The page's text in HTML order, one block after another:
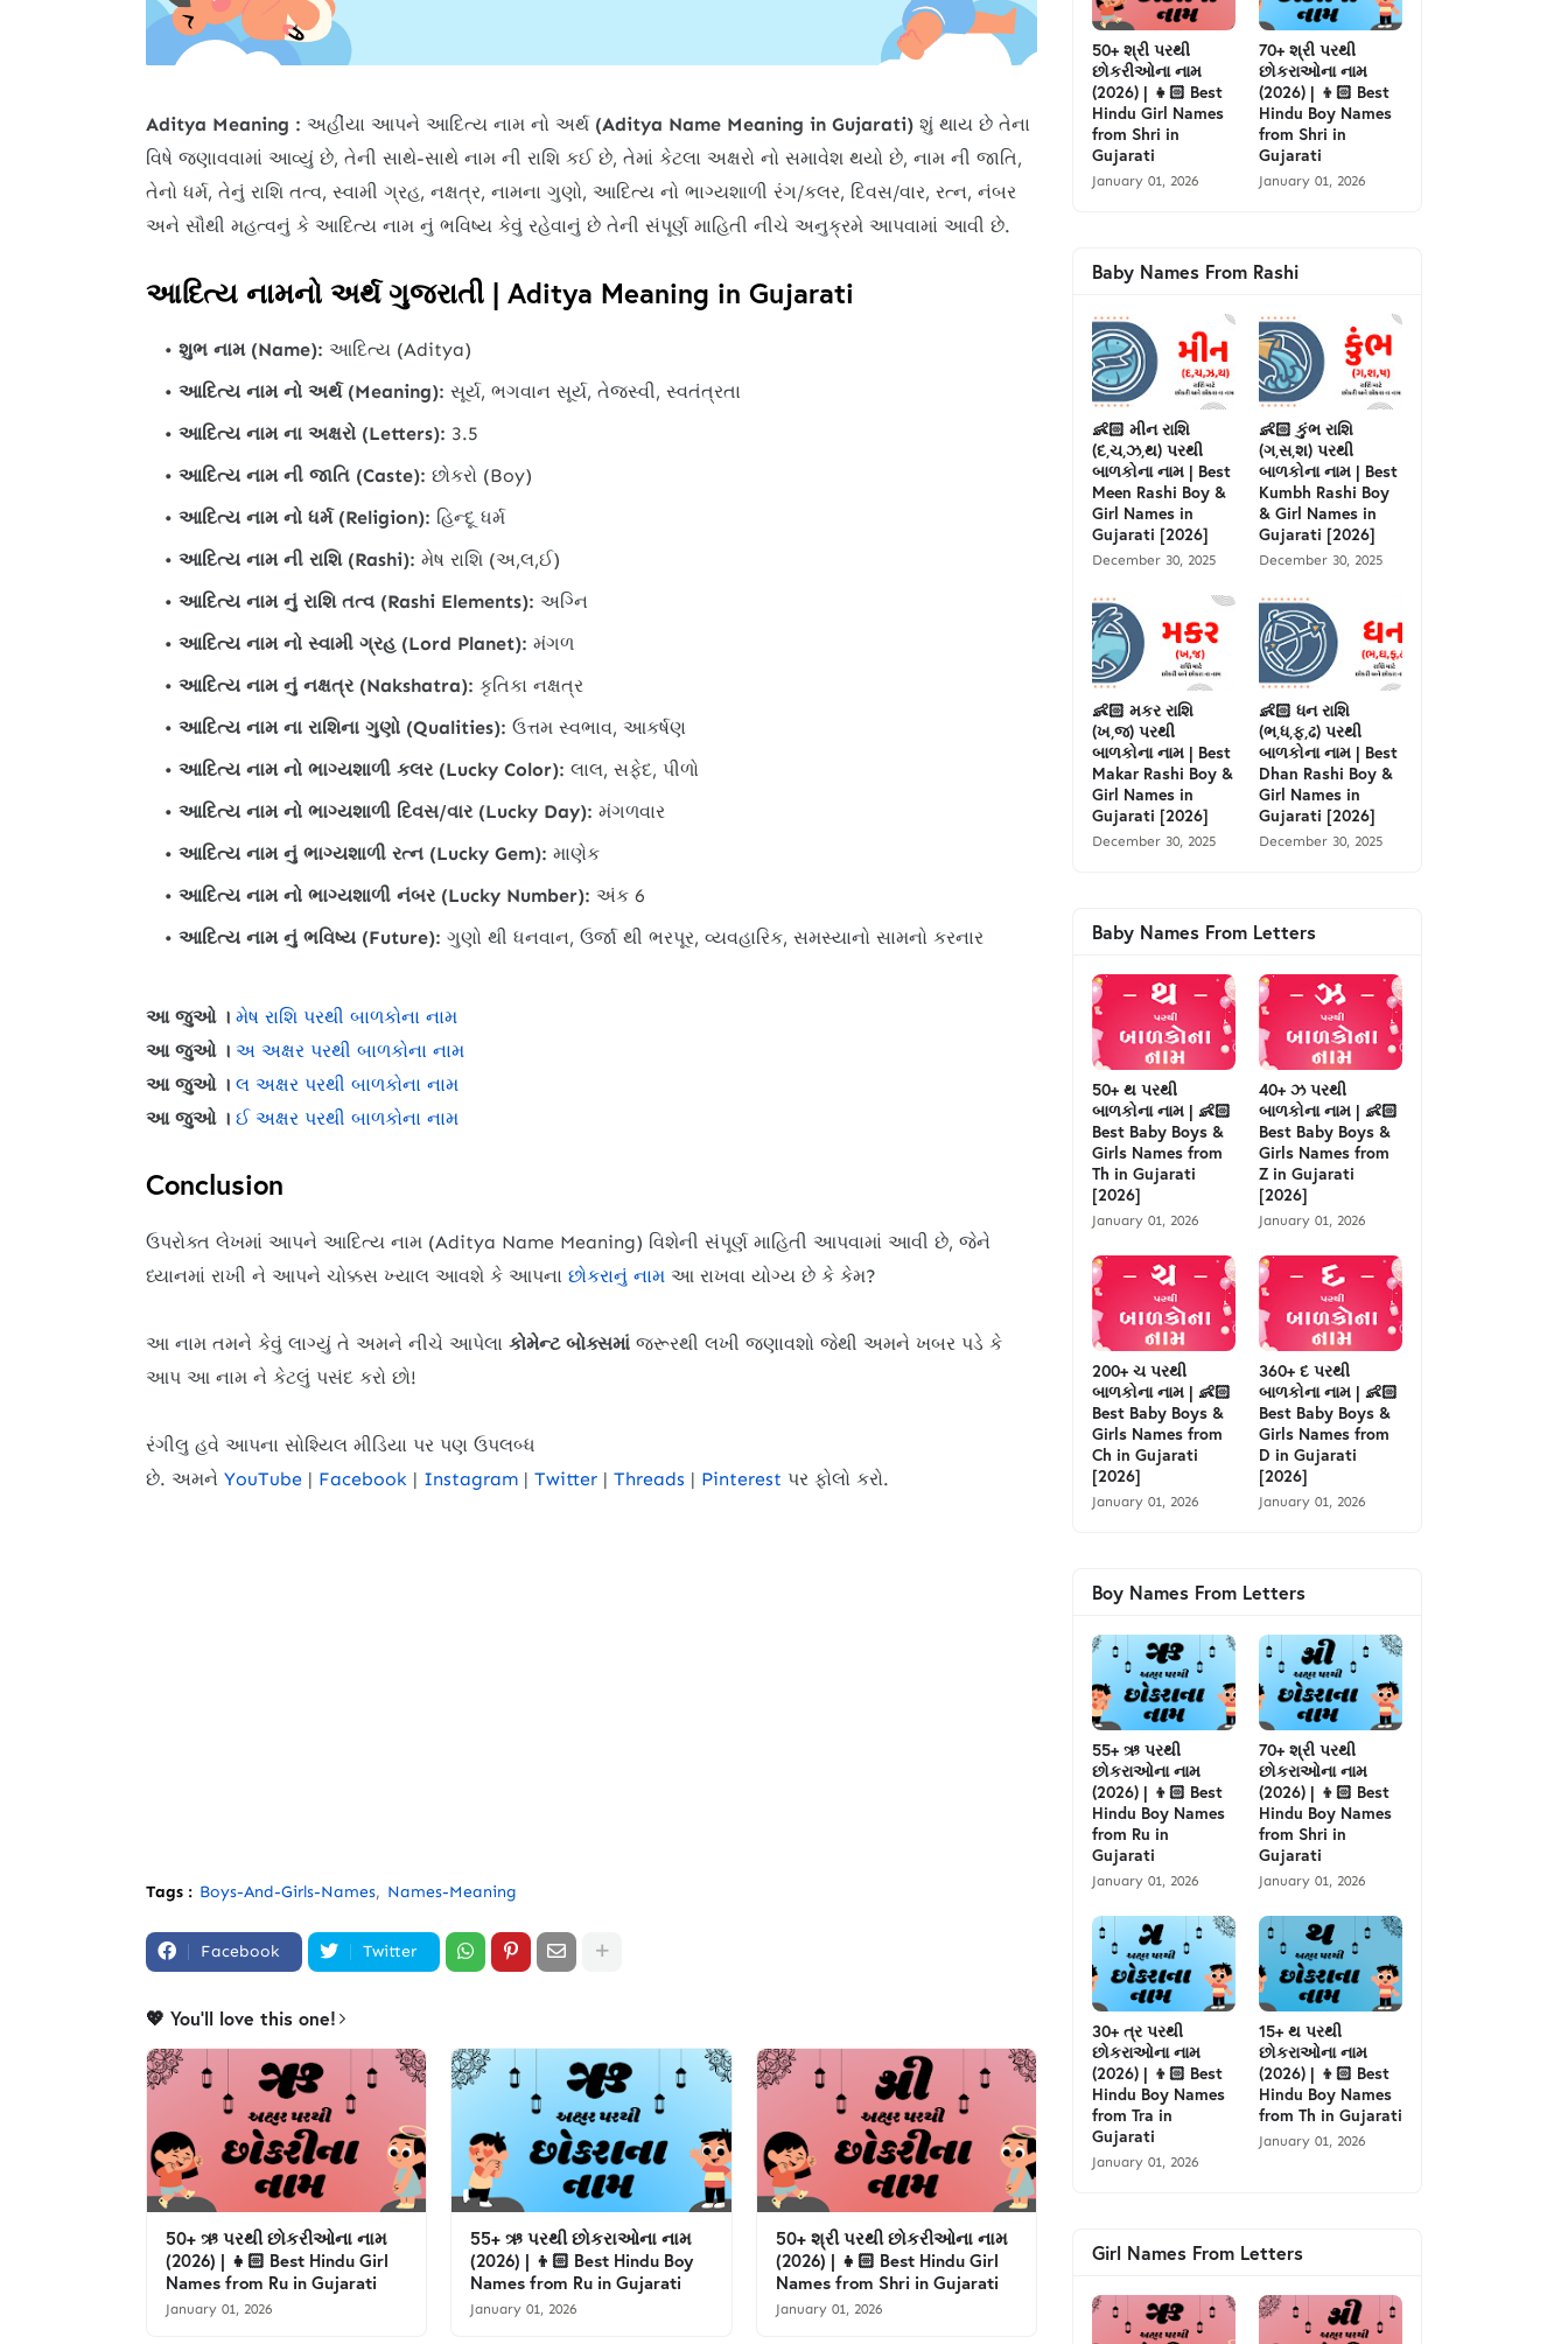
Aditya Meaning : અહીંયા આપને આદિત્ય નામ નો અર્થ (Aditya Name Meaning in Gujarati) શું થાય છે તેના
વિષે જણાવવામાં આવ્યું છે, તેની સાથે-સાથે નામ ની રાશિ કઈ છે, તેમાં કેટલા અક્ષરો નો સમાવેશ થયો છે, નામ ની જાતિ,
તેનો ધર્મ, તેનું રાશિ તત્વ, સ્વામી ગ્રહ, નક્ષત્ર, નામના ગુણો, આદિત્ય નો ભાગ્યશાળી રંગ/કલર, દિવસ/વાર, રત્ન, નંબર
અને સૌથી મહત્વનું કે આદિત્ય નામ નું ભવિષ્ય કેવું રહેવાનું છે તેની સંપૂર્ણ માહિતી નીચે અનુક્રમે આપવામાં આવી છે.
આદિત્ય નામનો અર્થ ગુજરાતી | Aditya Meaning in Gujarati
શુભ નામ (Name): આદિત્ય (Aditya)
આદિત્ય નામ નો અર્થ (Meaning): સૂર્ય, ભગવાન સૂર્ય, તેજસ્વી, સ્વતંત્રતા
આદિત્ય નામ ના અક્ષરો (Letters): 3.5
આદિત્ય નામ ની જાતિ (Caste): છોકરો (Boy)
આદિત્ય નામ નો ધર્મ (Religion): હિન્દૂ ધર્મ
આદિત્ય નામ ની રાશિ (Rashi): મેષ રાશિ (અ,લ,ઈ)
આદિત્ય નામ નું રાશિ તત્વ (Rashi Elements): અગ્નિ
આદિત્ય નામ નો સ્વામી ગ્રહ (Lord Planet): મંગળ
આદિત્ય નામ નું નક્ષત્ર (Nakshatra): કૃતિકા નક્ષત્ર
આદિત્ય નામ ના રાશિના ગુણો (Qualities): ઉત્તમ સ્વભાવ, આકર્ષણ
આદિત્ય નામ નો ભાગ્યશાળી કલર (Lucky Color): લાલ, સફેદ, પીળો
આદિત્ય નામ નો ભાગ્યશાળી દિવસ/વાર (Lucky Day): મંગળવાર
આદિત્ય નામ નું ભાગ્યશાળી રત્ન (Lucky Gem): માણેક
આદિત્ય નામ નો ભાગ્યશાળી નંબર (Lucky Number): અંક 6
આદિત્ય નામ નું ભવિષ્ય (Future): ગુણો થી ધનવાન, ઉર્જા થી ભરપૂર, વ્યવહારિક, સમસ્યાનો સામનો કરનાર
આ જુઓ । મેષ રાશિ પરથી બાળકોના નામ
આ જુઓ । અ અક્ષર પરથી બાળકોના નામ
આ જુઓ । લ અક્ષર પરથી બાળકોના નામ
આ જુઓ । ઈ અક્ષર પરથી બાળકોના નામ
Conclusion
ઉપરોક્ત લેખમાં આપને આદિત્ય નામ (Aditya Name Meaning) વિશેની સંપૂર્ણ માહિતી આપવામાં આવી છે, જેને
ધ્યાનમાં રાખી ને આપને ચોક્કસ ખ્યાલ આવશે કે આપના છોકરાનું નામ આ રાખવા યોગ્ય છે કે કેમ?
આ નામ તમને કેવું લાગ્યું તે અમને નીચે આપેલા કોમેન્ટ બોક્સમાં જરૂરથી લખી જણાવશો જેથી અમને ખબર પડે કે
આપ આ નામ ને કેટલું પસંદ કરો છો!
રંગીલુ હવે આપના સોશ્યિલ મીડિયા પર પણ ઉપલબ્ધ
છે. અમને YouTube | Facebook | Instagram | Twitter | Threads | Pinterest પર ફોલો કરો.
Tags : Boys-And-Girls-Names Names-Meaning
Facebook Twitter
💖 You'll love this one!
50+ ઋ પરથી છોકરીઓના નામ
(2026) | 👧🏻 Best Hindu Girl
Names from Ru in Gujarati
January 01, 2026
55+ ઋ પરથી છોકરાઓના નામ
(2026) | 👦🏻 Best Hindu Boy
Names from Ru in Gujarati
January 01, 2026
50+ શ્રી પરથી છોકરીઓના નામ
(2026) | 👧🏻 Best Hindu Girl
Names from Shri in Gujarati
January 01, 2026
50+ શ્રી પરથી
છોકરીઓના નામ
(2026) | 👧🏻 Best
Hindu Girl Names
from Shri in
Gujarati
January 01, 2026
70+ શ્રી પરથી
છોકરાઓના નામ
(2026) | 👦🏻 Best
Hindu Boy Names
from Shri in
Gujarati
January 01, 2026
Baby Names From Rashi
👶🏻 મીન રાશિ
(દ,ચ,ઝ,થ) પરથી
બાળકોના નામ | Best
Meen Rashi Boy &
Girl Names in
Gujarati [2026]
December 30, 2025
👶🏻 કુંભ રાશિ
(ગ,સ,શ) પરથી
બાળકોના નામ | Best
Kumbh Rashi Boy
& Girl Names in
Gujarati [2026]
December 30, 2025
👶🏻 મકર રાશિ
(ખ,જ) પરથી
બાળકોના નામ | Best
Makar Rashi Boy &
Girl Names in
Gujarati [2026]
December 30, 2025
👶🏻 ધન રાશિ
(ભ,ધ,ફ,ઢ) પરથી
બાળકોના નામ | Best
Dhan Rashi Boy &
Girl Names in
Gujarati [2026]
December 30, 2025
Baby Names From Letters
50+ થ પરથી
બાળકોના નામ | 👶🏻
Best Baby Boys &
Girls Names from
Th in Gujarati
[2026]
January 01, 2026
40+ ઝ પરથી
બાળકોના નામ | 👶🏻
Best Baby Boys &
Girls Names from
Z in Gujarati
[2026]
January 01, 2026
200+ ચ પરથી
બાળકોના નામ | 👶🏻
Best Baby Boys &
Girls Names from
Ch in Gujarati
[2026]
January 01, 2026
360+ દ પરથી
બાળકોના નામ | 👶🏻
Best Baby Boys &
Girls Names from
D in Gujarati
[2026]
January 01, 2026
Boy Names From Letters
55+ ઋ પરથી
છોકરાઓના નામ
(2026) | 👦🏻 Best
Hindu Boy Names
from Ru in
Gujarati
January 01, 2026
70+ શ્રી પરથી
છોકરાઓના નામ
(2026) | 👦🏻 Best
Hindu Boy Names
from Shri in
Gujarati
January 01, 2026
30+ ત્ર પરથી
છોકરાઓના નામ
(2026) | 👦🏻 Best
Hindu Boy Names
from Tra in
Gujarati
January 01, 2026
15+ થ પરથી
છોકરાઓના નામ
(2026) | 👦🏻 Best
Hindu Boy Names
from Th in Gujarati
January 01, 2026
Girl Names From Letters